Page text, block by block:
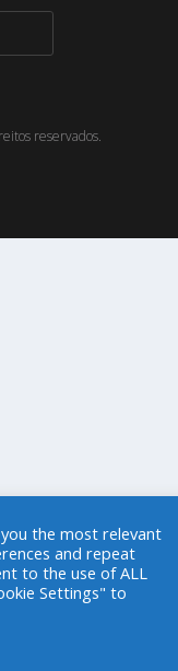
reservados.
the most relevant
and repeat
to the use of ALL
Settings" to